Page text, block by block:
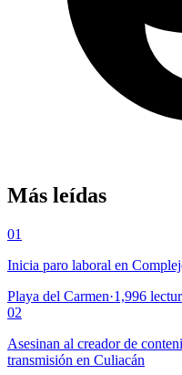
Más leídas
01
Inicia paro laboral en
Playa del Carmen·1,996
02
Asesinan al creador de
transmisión en Culiacán